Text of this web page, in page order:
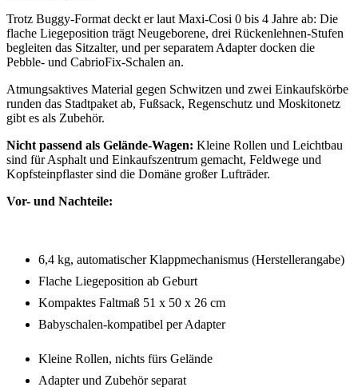
Trotz Buggy-Format deckt er laut Maxi-Cosi 0 bis 4 Jahre ab: Die
flache Liegeposition trägt Neugeborene, drei Rückenlehnen-Stufen
begleiten das Sitzalter, und per separatem Adapter docken die
Pebble- und CabrioFix-Schalen an.
Atmungsaktives Material gegen Schwitzen und zwei Einkaufskörbe
runden das Stadtpaket ab, Fußsack, Regenschutz und Moskitonetz
gibt es als Zubehör.
Nicht passend als Gelände-Wagen: Kleine Rollen und Leichtbau
sind für Asphalt und Einkaufszentrum gemacht, Feldwege und
Kopfsteinpflaster sind die Domäne großer Lufträder.
Vor- und Nachteile:
6,4 kg, automatischer Klappmechanismus (Herstellerangabe)
Flache Liegeposition ab Geburt
Kompaktes Faltmaß 51 x 50 x 26 cm
Babyschalen-kompatibel per Adapter
Kleine Rollen, nichts fürs Gelände
Adapter und Zubehör separat